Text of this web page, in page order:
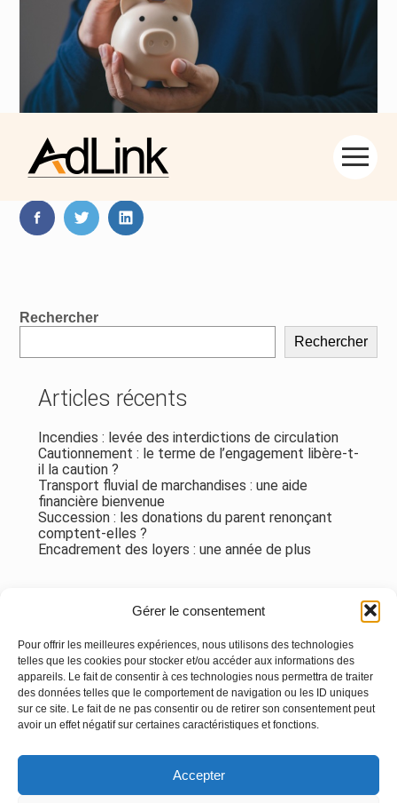
Gérer le consentement
Pour offrir les meilleures expériences, nous utilisons des technologies
telles que les cookies pour stocker et/ou accéder aux informations des
appareils. Le fait de consentir à ces technologies nous permettra de traiter
des données telles que le comportement de navigation ou les ID uniques
sur ce site. Le fait de ne pas consentir ou de retirer son consentement peut
avoir un effet négatif sur certaines caractéristiques et fonctions.
Accepter
Aller
au
Partager :
FaceBookTwitterLinkedIn
Blog
Rechercher
Rechercher
Articles récents
Incendies : levée des interdictions de circulation
Cautionnement : le terme de l’engagement libère-t-
il la caution ?
Transport fluvial de marchandises : une aide
financière bienvenue
Succession : les donations du parent renonçant
comptent-elles ?
Encadrement des loyers : une année de plus
Aucun commentaire à afficher.
Principale
Linkedin Instagram